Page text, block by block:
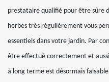
prestataire qualifié pour être sûre
herbes très régulièrement vous
essentiels dans votre jardin. Par
être effectué correctement et
à long terme est désormais